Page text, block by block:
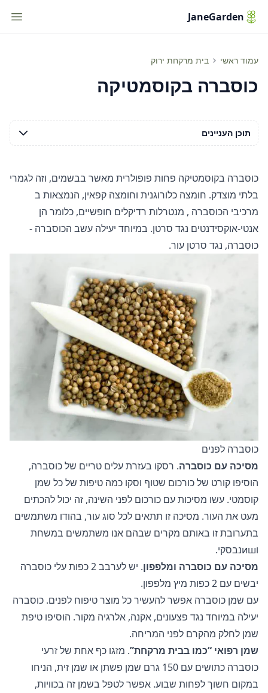
JaneGarden
עמוד ראשי בית מרקחת ירוק כוסברה בקוסמטיקה
כוסברה בקוסמטיקה
כוסברה בקוסמטיקה פחות פופולרית מאשר בבשמים, וזה לגמרי
בלתי מוצדק. חומצה כלורוגנית וחומצה קפאין, הנמצאות ב
מרכיבי הכוסברה , מנטרלות רדיקלים חופשיים, כלומר הן
אנטי-אוקסידנטים נגד סרטן. במיוחד יעילה עשב הכוסברה -
כוסברה, נגד סרטן עור.
כוסברה לפנים
מסיכה עם כוסברה. רסקו בעזרת עלים טריים של כוסברה,
הוסיפו קורט של כורכום שטוף וסקו כמה טיפות של כל שמן
קוסמטי. עשו מסיכות עם כורכום לפני השינה, זה יכול להכתים
מעט את העור. מסיכה זו תתאים לכל סוג עור, בהודו משתמשים
בתערובת זו באותם מקרים שבהם אנו משתמשים במשחת
וишנבסקי.
מסיכה עם כוסברה ומלפפון
. יש לערבב 2 כפות עלי כוסברה
יבשים עם 2 כפות מיץ מלפפון.
עם שמן כוסברה אפשר להעשיר כל מוצר טיפוח לפנים. כוסברה
יעילה במיוחד נגד פצעונים, אקנה, אלרגיה מקור. הוסיפו טיפת
שמן לחלק מהקרם לפני המריחה.
שמן רפואי “כמו בבית מרקחת”. מזגו כף אחת של זרעי
כוסברה כתושים עם 150 גרם שמן פשתן או שמן זית, הניחו
במקום חשוך לפחות שבוע. אפשר לטפל בשמן זה בכוויות,
תוכן העניינים